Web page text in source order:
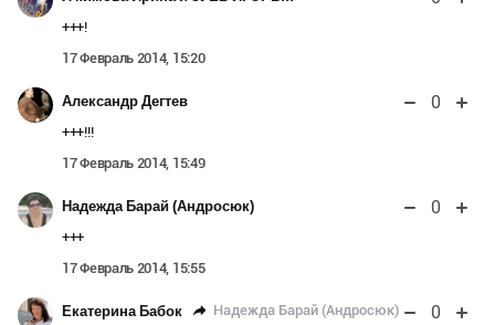
+++!
17 Февраль 2014, 15:20
Александр Дегтев 0
+++!!!
17 Февраль 2014, 15:49
Надежда Барай (Андросюк) 0
+++
17 Февраль 2014, 15:55
Екатерина Бабок Надежда Барай (Андросюк) 0